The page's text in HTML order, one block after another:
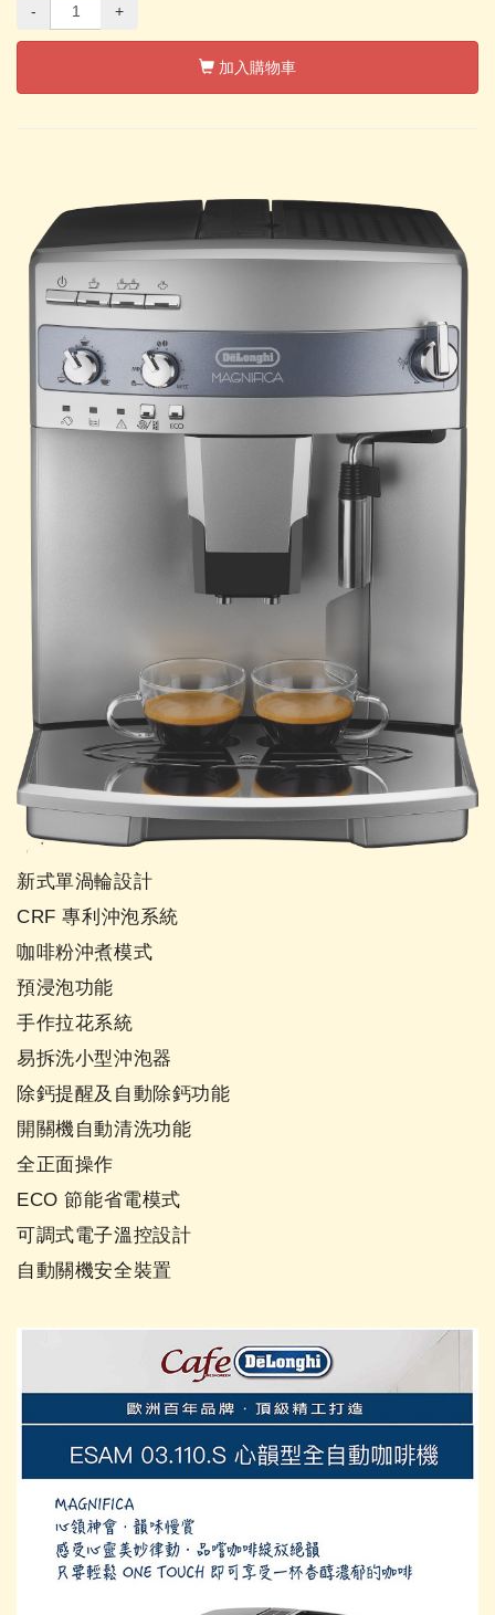
-
+
加入購物車
新式單渦輪設計
CRF 專利沖泡系統
咖啡粉沖煮模式
預浸泡功能
手作拉花系統
易拆洗小型沖泡器
除鈣提醒及自動除鈣功能
開關機自動清洗功能
全正面操作
ECO 節能省電模式
可調式電子溫控設計
自動關機安全裝置